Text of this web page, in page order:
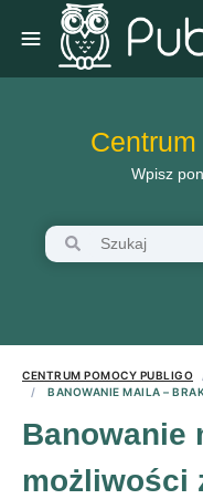
Wpisz
CENTRUM POMOCY PUBLIGO
BANOWANIE MAILA –
Banowanie
możliwości